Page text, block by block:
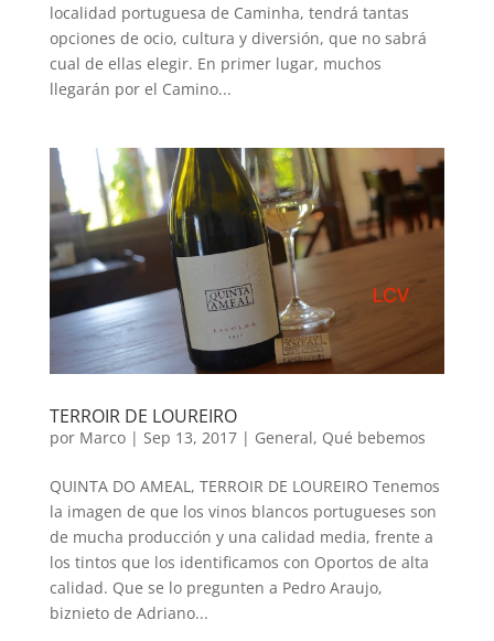
localidad portuguesa de Caminha, tendrá tantas
opciones de ocio, cultura y diversión, que no sabrá
cual de ellas elegir. En primer lugar, muchos
llegarán por el Camino...
TERROIR DE LOUREIRO
por Marco| Sep 13, 2017| General, Qué bebemos
QUINTA DO AMEAL, TERROIR DE LOUREIRO Tenemos
la imagen de que los vinos blancos portugueses son
de mucha producción y una calidad media, frente a
los tintos que los identificamos con Oportos de alta
calidad. Que se lo pregunten a Pedro Araujo,
biznieto de Adriano...